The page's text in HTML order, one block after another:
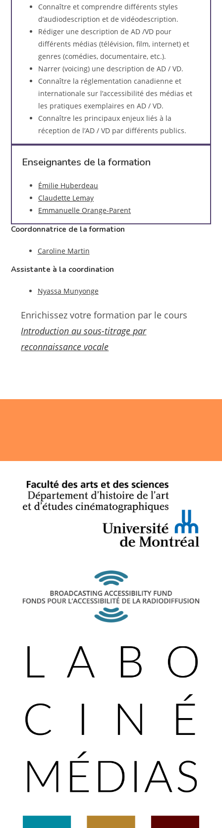
Connaître et comprendre différents styles
d’audiodescription et de vidéodescription.
Rédiger une description de AD /VD pour
différents médias (télévision, film, internet) et
genres (comédies, documentaire, etc.).
​​Narrer (voicing) une description de AD / VD.
Connaître la réglementation canadienne et
internationale sur l’accessibilité des médias et
les pratiques exemplaires en AD / VD.
Connaître les principaux enjeux liés à la
réception de l’AD / VD par différents publics.
Enseignantes de la formation
Émilie Huberdeau
Claudette Lemay
Emmanuelle Orange-Parent
Coordonnatrice de la formation
Caroline Martin
Assistante à la coordination
Nyassa Munyonge
Enrichissez votre formation par le cours
Introduction au sous-titrage par
reconnaissance vocale